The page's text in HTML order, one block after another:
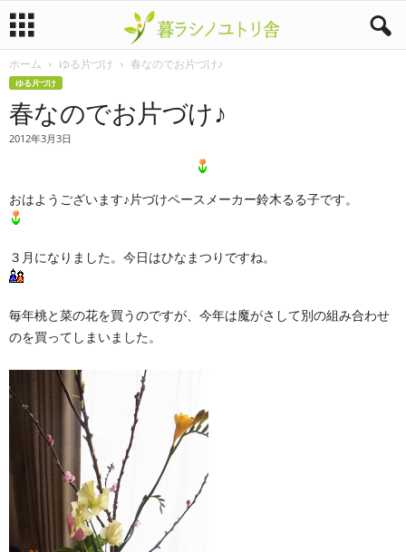
暮
ラ
リ
ホーム ゆる片づけ 春なのでお片づけ♪
ゆる片づけ
春なのでお片づけ♪
2012年3月3日
おはようございます♪片づけペースメーカー鈴木るる子です。
３月になりました。今日はひなまつりですね。
毎年桃と菜の花を買うのですが、今年は魔がさして別の組み合わせ
のを買ってしまいました。